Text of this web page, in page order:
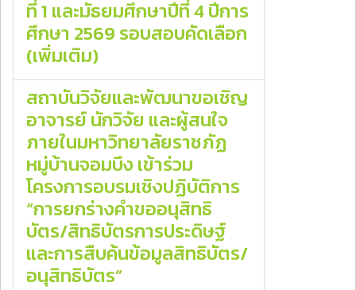
ที่ 1 และมัธยมศึกษาปีที่ 4 ปีการ
ศึกษา 2569 รอบสอบคัดเลือก
(เพิ่มเติม)
สถาบันวิจัยและพัฒนาขอเชิญ
อาจารย์ นักวิจัย และผู้สนใจ
ภายในมหาวิทยาลัยราชภัฏ
หมู่บ้านจอมบึง เข้าร่วม
โครงการอบรมเชิงปฏิบัติการ
“การยกร่างคำขออนุสิทธิ
บัตร/สิทธิบัตรการประดิษฐ์
และการสืบค้นข้อมูลสิทธิบัตร/
อนุสิทธิบัตร”